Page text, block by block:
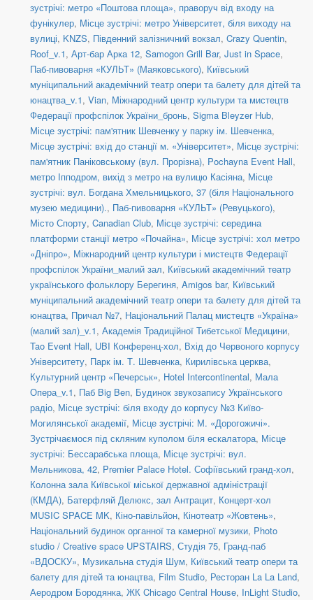
зустрічі: метро «Поштова площа», праворуч від входу на
фунікулер, Місце зустрічі: метро Університет, біля виходу на
вулиці, KNZS, Південний залізничний вокзал, Crazy Quentin,
Roof_v.1, Арт-бар Арка 12, Samogon Grill Bar, Just in Space,
Паб-пивоварня «КУЛЬТ» (Маяковського), Київський
муніципальний академічний театр опери та балету для дітей та
юнацтва_v.1, Vian, Міжнародний центр культури та мистецтв
Федерації профспілок України_бронь, Sigma Bleyzer Hub,
Місце зустрічі: пам'ятник Шевченку у парку ім. Шевченка,
Місце зустрічі: вхід до станції м. «Університет», Місце зустрічі:
пам'ятник Паніковському (вул. Прорізна), Pochayna Event Hall,
метро Іпподром, вихід з метро на вулицю Касіяна, Місце
зустрічі: вул. Богдана Хмельницького, 37 (біля Національного
музею медицини)., Паб-пивоварня «КУЛЬТ» (Ревуцького),
Місто Спорту, Canadian Club, Місце зустрічі: середина
платформи станції метро «Почайна», Місце зустрічі: хол метро
«Дніпро», Міжнародний центр культури і мистецтв Федерації
профспілок України_малий зал, Київський академічний театр
українського фольклору Берегиня, Amigos bar, Київський
муніципальний академічний театр опери та балету для дітей та
юнацтва, Причал №7, Національний Палац мистецтв «Україна»
(малий зал)_v.1, Академія Традиційної Тибетської Медицини,
Tao Event Hall, UBI Конференц-хол, Вхід до Червоного корпусу
Університету, Парк ім. Т. Шевченка, Кирилівська церква,
Культурний центр «Печерськ», Hotel Intercontinental, Мала
Опера_v.1, Паб Big Ben, Будинок звукозапису Українського
радіо, Місце зустрічі: біля входу до корпусу №3 Київо-
Могилянської академії, Місце зустрічі: М. «Дорогожичі».
Зустрічаємося під скляним куполом біля ескалатора, Місце
зустрічі: Бессарабська площа, Місце зустрічі: вул.
Мельникова, 42, Premier Palace Hotel. Софіївський гранд-хол,
Колонна зала Київської міської державної адміністрації
(КМДА), Батерфляй Делюкс, зал Антрацит, Концерт-хол
MUSIC SPACE MK, Кіно-павільйон, Кінотеатр «Жовтень»,
Національний будинок органної та камерної музики, Photo
studio / Creative space UPSTAIRS, Студія 75, Гранд-паб
«ВДОСКУ», Музикальна студія Шум, Київський театр опери та
балету для дітей та юнацтва, Film Studio, Ресторан La La Land,
Аеродром Бородянка, ЖК Chicago Central House, InLight Studio,